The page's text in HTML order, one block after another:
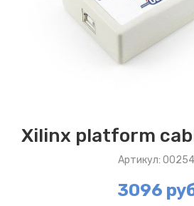
Xilinx platform
Артикул:
3096